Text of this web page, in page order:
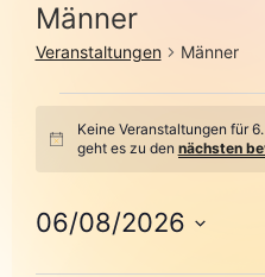
Männer
Veranstaltungen Männer
Hinweis
Keine Veranstaltungen für
geht es zu den nächsten
06/08/2026